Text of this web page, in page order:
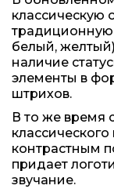
классическую
традиционную
белый,
наличие
элементы в
штрихов.
В то же время
классического
контрастным
придает
звучание.